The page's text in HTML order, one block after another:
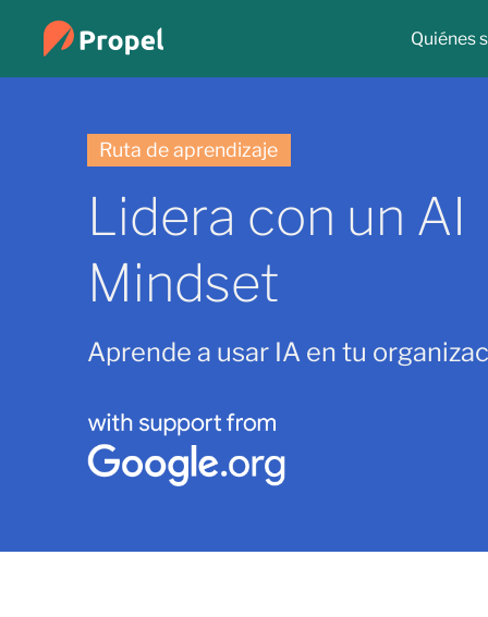
Quiénes
Ruta de aprendizaje
Lidera con un AI
Mindset
Aprende a usar IA en tu